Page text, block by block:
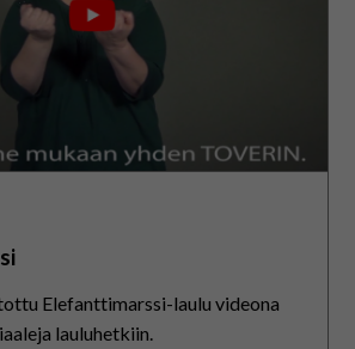
Elefanttimarssi-laulu videona
lauluhetkiin.